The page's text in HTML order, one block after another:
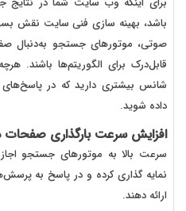
باشد، بهینه‌ سازی فنی سایت نقش
صوتی، موتورهای جستجو به‌دنبال
قابل‌درک برای الگوریتم‌ها باشند.
شانس بیشتری دارید که در
داده شوید.
افزایش سرعت بارگذاری
سرعت بالا به موتورهای جستجو
نمایه‌ گذاری کرده و در پاسخ به
ارائه دهند.